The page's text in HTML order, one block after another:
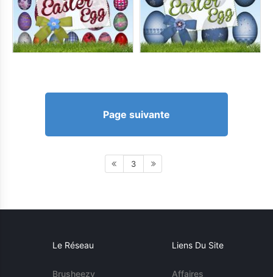
Page suivante
3
Le Réseau
Brusheezy
Liens Du Site
Affaires